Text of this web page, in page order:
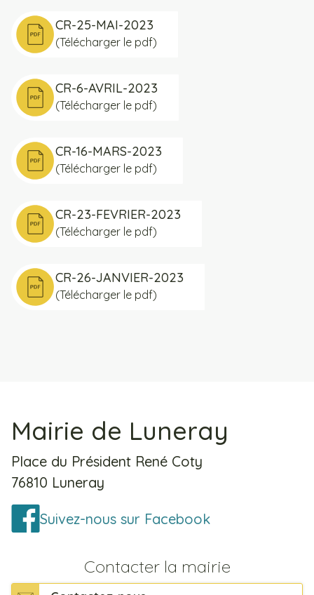
CR-25-MAI-2023
(Télécharger le pdf)
CR-6-AVRIL-2023
(Télécharger le pdf)
CR-16-MARS-2023
(Télécharger le pdf)
CR-23-FEVRIER-2023
(Télécharger le pdf)
CR-26-JANVIER-2023
(Télécharger le pdf)
Mairie de Luneray
Place du Président René Coty
76810 Luneray
Suivez-nous sur Facebook
Contacter la mairie